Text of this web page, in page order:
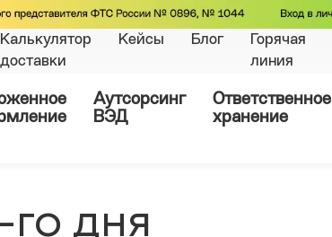
Калькулятор
доставки
Кейсы Блог
Горячая
линия
Аутсорсинг
ВЭД
Ответственное
хранение
дня